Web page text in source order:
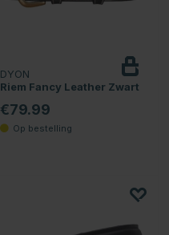
DYON
Riem Fancy Leather Zwart
€79.99